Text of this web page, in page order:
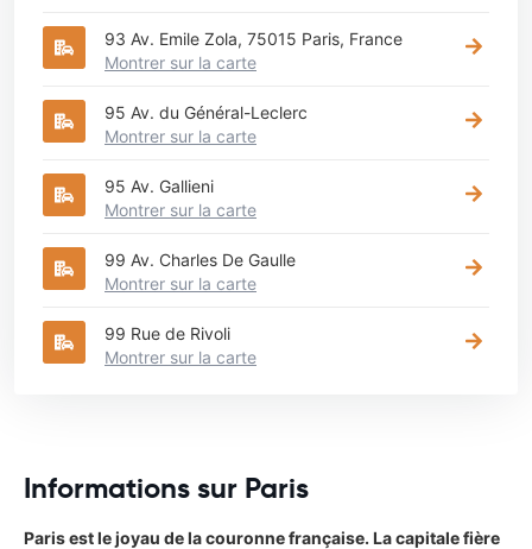
93 Av. Emile Zola, 75015 Paris, France
Montrer sur la carte
95 Av. du Général-Leclerc
Montrer sur la carte
95 Av. Gallieni
Montrer sur la carte
99 Av. Charles De Gaulle
Montrer sur la carte
99 Rue de Rivoli
Montrer sur la carte
Informations sur Paris
Paris est le joyau de la couronne française. La capitale fière